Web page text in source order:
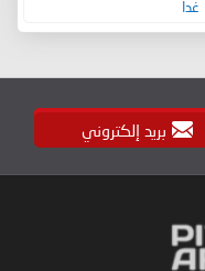
غدا
بريد إلكتروني